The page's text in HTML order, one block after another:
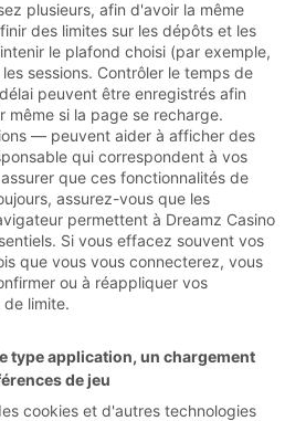
plusieurs, afin d'avoir la même
des limites sur les dépôts et les
le plafond choisi (par exemple,
sessions. Contrôler le temps de
peuvent être enregistrés afin
même si la page se recharge.
— peuvent aider à afficher des
qui correspondent à vos
que ces fonctionnalités de
assurez-vous que les
permettent à Dreamz Casino
Si vous effacez souvent vos
que vous vous connecterez, vous
ou à réappliquer vos
limite.
type application, un chargement
de jeu
cookies et d'autres technologies